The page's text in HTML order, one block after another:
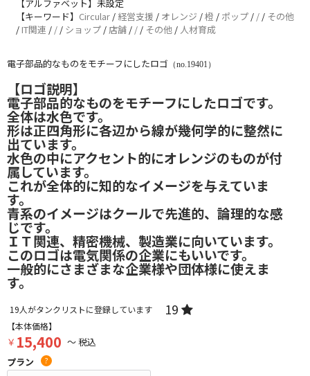
【アルファベット】未設定
【キーワード】 Circular / 経営支援 / オレンジ /橙 / ポップ / / / その他
/IT関連 / / / ショップ / 店舗 / / / その他 / 人材育成
電子部品的なものをモチーフにしたロゴ （no.19401）
【ロゴ説明】
電子部品的なものをモチーフにしたロゴです。
全体は水色です。
形は正四角形に各辺から線が幾何学的に整然に
出ています。
水色の中にアクセント的にオレンジのものが付
属しています。
これが全体的に知的なイメージを与えていま
す。
青系のイメージはクールで先進的、論理的な感
じです。
ＩＴ関連、精密機械、製造業に向いています。
このロゴは電気関係の企業にもいいです。
一般的にさまざまな企業様や団体様に使えま
す。
19人がタンクリストに登録しています 19
【本体価格】
￥ 15,400 ～ 税込
プラン
?